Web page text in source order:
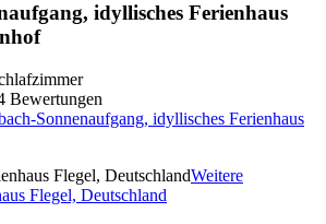
idyllisches Ferienhaus
Bewertungen
Sonnenaufgang, idyllisches Ferienhaus
Weitere
Flegel, Deutschland